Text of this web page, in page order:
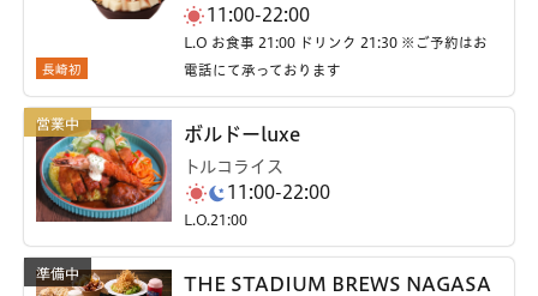
長崎初
11:00-22:00
L.O お食事 21:00 ドリンク 21:30 ※ご予約はお
電話にて承っております
ボルドーluxe
トルコライス
11:00-22:00
L.O.21:00
THE STADIUM BREWS NAGASA